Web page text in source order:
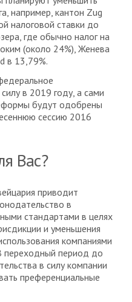
например, кантон Zug
налоговой ставки до
где обычно налог на
(около 24%), Женева
в 13,79%.
в 2019 году, а сами
будут одобрены
сессию 2016
Вас?
приводит
в
стандартами в целях
и уменьшения
компаниями
переходный период до
в силу компании
преференциальные